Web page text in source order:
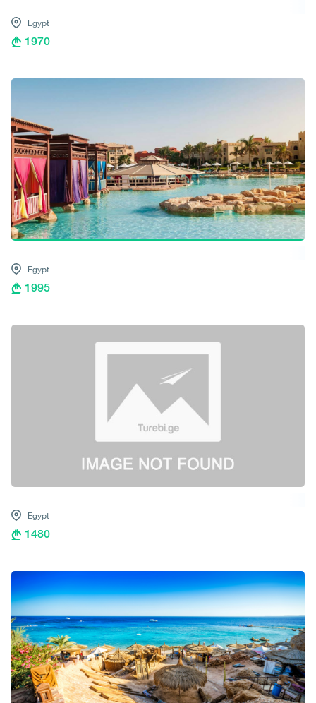
Egypt
1970
Egypt
1995
Egypt
1480